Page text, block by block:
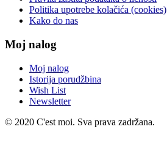
Politika upotrebe kolačića (cookies)
Kako do nas
Moj nalog
Moj nalog
Istorija porudžbina
Wish List
Newsletter
© 2020 C'est moi. Sva prava zadržana.